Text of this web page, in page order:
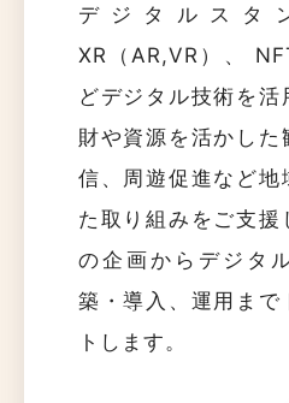
デジタルスタ
XR（AR,VR）、
どデジタル技術を
財や資源を活かした
信、周遊促進など地
た取り組みをご支援
の企画からデジタ
築・導入、運用まで
トします。